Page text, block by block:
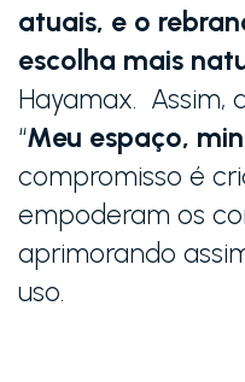
atuais, e o
escolha mais
Hayamax. Assim,
“Meu espaço,
compromisso é
empoderam os
aprimorando
uso.